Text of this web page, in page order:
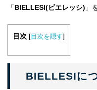
「BIELLESI(ビエレッシ) 」
目次 目次を隠す
BIELLESIに